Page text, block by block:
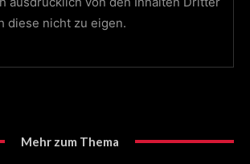
diese nicht zu eigen.
Mehr zum Thema